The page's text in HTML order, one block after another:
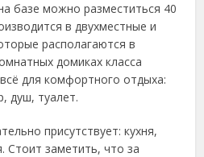
базе можно разместиться 40
в двухместные и
располагаются в
домиках класса
для комфортного отдыха:
душ, туалет.
присутствует: кухня,
Стоит заметить, что за